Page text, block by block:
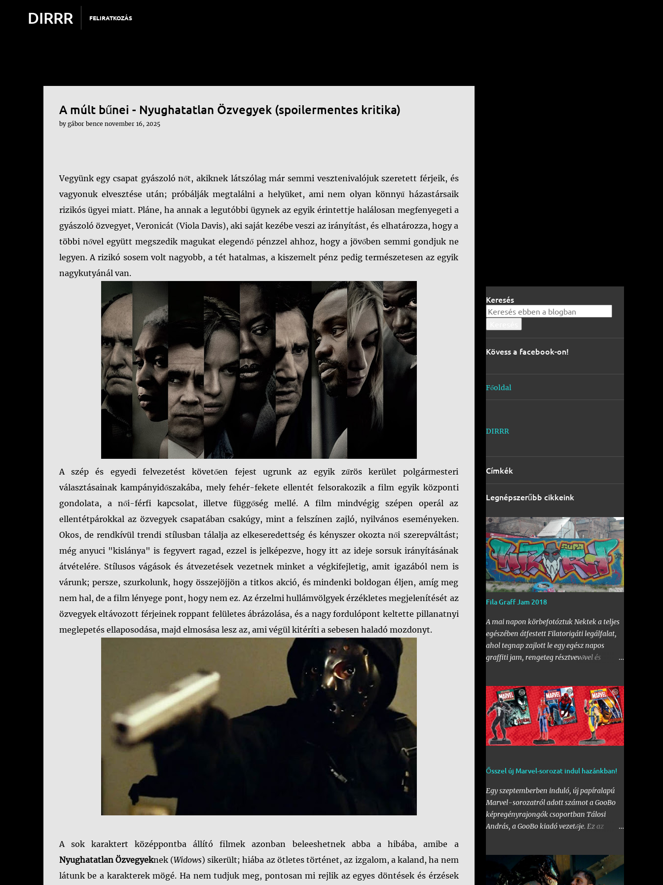
DIRRR FELIRATKOZÁS
A múlt bűnei - Nyughatatlan Özvegyek (spoilermentes kritika)
by gábor bence november 16, 2025
Vegyünk egy csapat gyászoló nőt, akiknek látszólag már semmi vesztenivalójuk szeretett férjeik, és
vagyonuk elvesztése után; próbálják megtalálni a helyüket, ami nem olyan könnyű házastársaik
rizikós ügyei miatt. Pláne, ha annak a legutóbbi ügynek az egyik érintettje halálosan megfenyegeti a
gyászoló özvegyet, Veronicát (Viola Davis), aki saját kezébe veszi az irányítást, és elhatározza, hogy a
többi nővel együtt megszedik magukat elegendő pénzzel ahhoz, hogy a jövőben semmi gondjuk ne
legyen. A rizikó sosem volt nagyobb, a tét hatalmas, a kiszemelt pénz pedig természetesen az egyik
nagykutyánál van.
A szép és egyedi felvezetést követően fejest ugrunk az egyik zűrös kerület polgármesteri
választásainak kampányidőszakába, mely fehér-fekete ellentét felsorakozik a film egyik központi
gondolata, a női-férfi kapcsolat, illetve függőség mellé. A film mindvégig szépen operál az
ellentétpárokkal az özvegyek csapatában csakúgy, mint a felszínen zajló, nyilvános eseményeken.
Okos, de rendkívül trendi stílusban tálalja az elkeseredettség és kényszer okozta női szerepváltást;
még anyuci "kislánya" is fegyvert ragad, ezzel is jelképezve, hogy itt az ideje sorsuk irányításának
átvételére. Stílusos vágások és átvezetések vezetnek minket a végkifejletig, amit igazából nem is
várunk; persze, szurkolunk, hogy összejöjjön a titkos akció, és mindenki boldogan éljen, amíg meg
nem hal, de a film lényege pont, hogy nem ez. Az érzelmi hullámvölgyek érzékletes megjelenítését az
özvegyek eltávozott férjeinek roppant felületes ábrázolása, és a nagy fordulópont keltette pillanatnyi
meglepetés ellaposodása, majd elmosása lesz az, ami végül kitéríti a sebesen haladó mozdonyt.
A sok karaktert középpontba állító filmek azonban beleeshetnek abba a hibába, amibe a
Nyughatatlan Özvegyeknek (Widows) sikerült; hiába az ötletes történet, az izgalom, a kaland, ha nem
látunk be a karakterek mögé. Ha nem tudjuk meg, pontosan mi rejlik az egyes döntések és érzések
Keresés
Kövess a facebook-on!
Főoldal
DIRRR
Címkék
Legnépszerűbb cikkeink
Fila Graff Jam 2018
A mai napon körbefotóztuk Nektek a teljes
egészében átfestett Filatorigáti legálfalat,
ahol tegnap zajlott le egy egész napos
graffiti jam, rengeteg résztvevővel és
rajzzal, és változatos stílusokkal. Nem is
szaporítanám szót, csekkoljátok a több
mint 60 képből álló galériát, az idei
legnagyobb hazai graffiti jam rajzaival!
Ősszel új Marvel-sorozat indul hazánkban!
Egy szeptemberben induló, új papíralapú
Marvel-sorozatról adott számot a GooBo
képregényrajongók csoportban Tálosi
András, a GooBo kiadó vezetője. Ez az
" néven futott, 200 számot
megélt magazin, melynek minden része egy